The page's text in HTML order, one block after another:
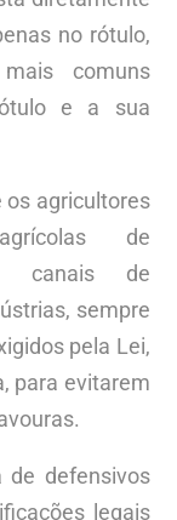
no rótulo,
comuns
e a sua
os agricultores
de
e canais de
sempre
pela Lei,
para evitarem
defensivos
legais